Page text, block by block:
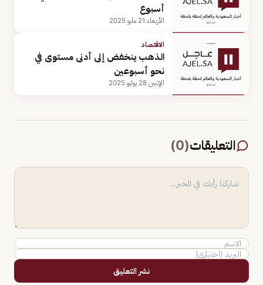
أسبوع
الأربعاء 21 مايو 2025
الاقتصاد
الذهب ينخفض إلى أدنى مستوى في
نحو أسبوعين
الإثنين 28 يوليو 2025
التعليقات(
0
)
نشر التعليق